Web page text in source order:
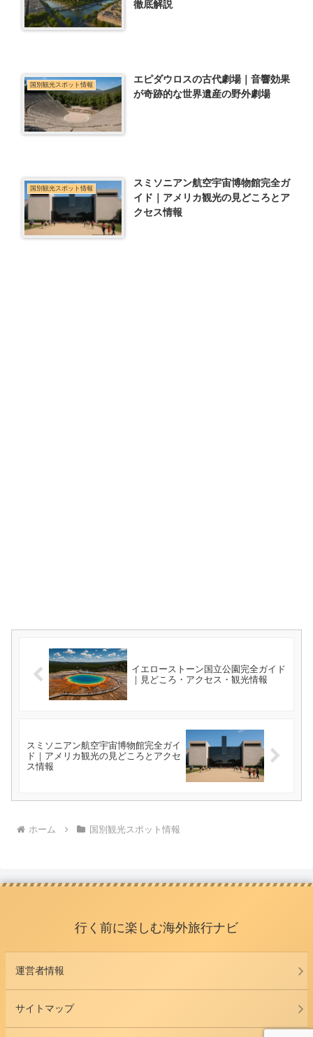
徹底解説
国別観光スポット情報
エピダウロスの古代劇場｜音響効果
が奇跡的な世界遺産の野外劇場
国別観光スポット情報
スミソニアン航空宇宙博物館完全ガ
イド｜アメリカ観光の見どころとア
クセス情報
イエローストーン国立公園完全ガイド
｜見どころ・アクセス・観光情報
スミソニアン航空宇宙博物館完全ガイ
ド｜アメリカ観光の見どころとアクセ
ス情報
ホーム 国別観光スポット情報
行く前に楽しむ海外旅行ナビ
運営者情報
サイトマップ